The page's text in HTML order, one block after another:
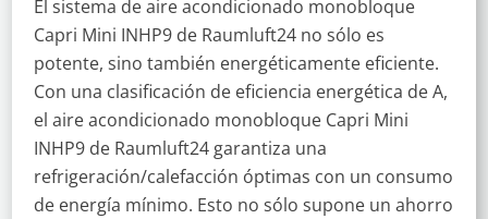
El sistema de aire acondicionado monobloque
Capri Mini INHP9 de Raumluft24 no sólo es
potente, sino también energéticamente eficiente.
Con una clasificación de eficiencia energética de A,
el aire acondicionado monobloque Capri Mini
INHP9 de Raumluft24 garantiza una
refrigeración/calefacción óptimas con un consumo
de energía mínimo. Esto no sólo supone un ahorro